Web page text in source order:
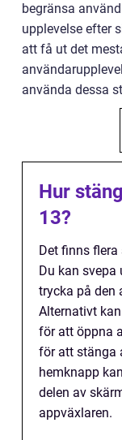
begränsa
upplevelse efter
att få ut det
använda dessa
Hur
13?
Det finns
Du kan
trycka på den
Alternativt
för att öppna
för att stänga
hemknapp
delen av
appväxlaren.